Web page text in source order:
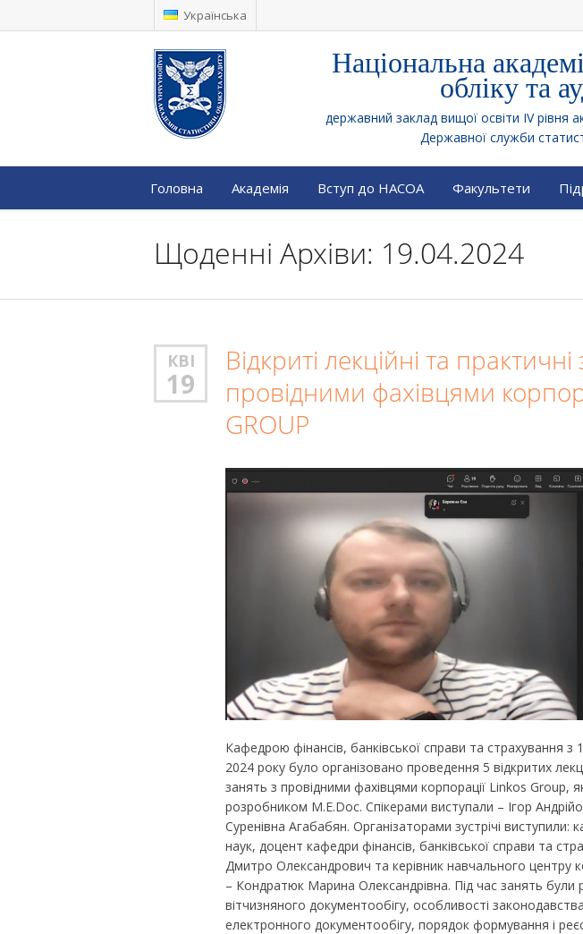
Українська
Національна
обліку та
державний заклад вищої освіти IV рівня
Державної служби
Головна Академія Вступ до НАСОА Факультети
Щоденні Архіви: 19.04.2024
КВІ
19
Відкриті лекційні та практичні
провідними фахівцями
GROUP
Кафедрою фінансів, банківської справи та страхування з
2024 року було організовано проведення 5 відкритих
занять з провідними фахівцями корпорації Linkos Group,
розробником М.Е.Doc. Спікерами виступали – Ігор
Суренівна Агабабян. Організаторами зустрічі виступили:
наук, доцент кафедри фінансів, банківської справи та
Дмитро Олександрович та керівник навчального центру
– Кондратюк Марина Олександрівна. Під час занять були
вітчизняного документообігу, особливості
електронного документообігу, порядок формування і